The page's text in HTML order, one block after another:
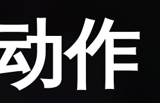
作